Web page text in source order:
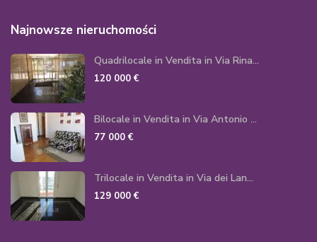
Najnowsze nieruchomości
Quadrilocale in Vendita in Via Rina...
120 000 €
Bilocale in Vendita in Via Antonio ...
77 000 €
Trilocale in Vendita in Via dei Lan...
129 000 €